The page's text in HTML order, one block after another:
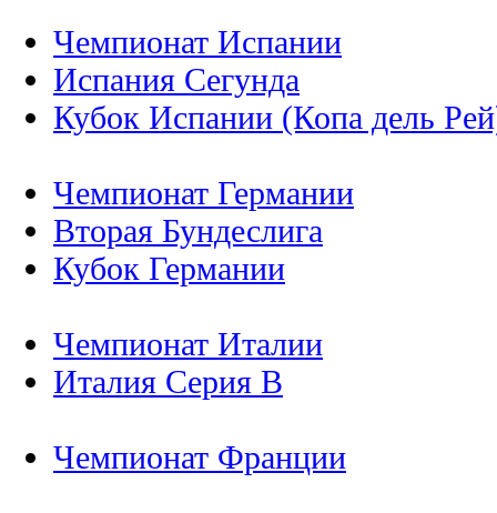
Чемпионат Испании
Испания Сегунда
Кубок Испании (Копа дель
Чемпионат Германии
Вторая Бундеслига
Кубок Германии
Чемпионат Италии
Италия Серия B
Чемпионат Франции